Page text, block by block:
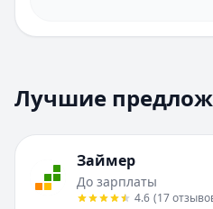
интернет значительно
временные затраты на
Регулирование и
Лучшие
Займер
До зарплаты
4.6 (17